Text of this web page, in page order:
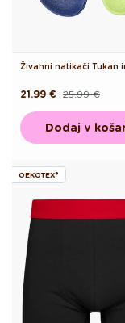
Živahni natikači Tukan
Redna
25.99 €
Akcijska
21.99 €
Dodaj v
OEKOTEX®